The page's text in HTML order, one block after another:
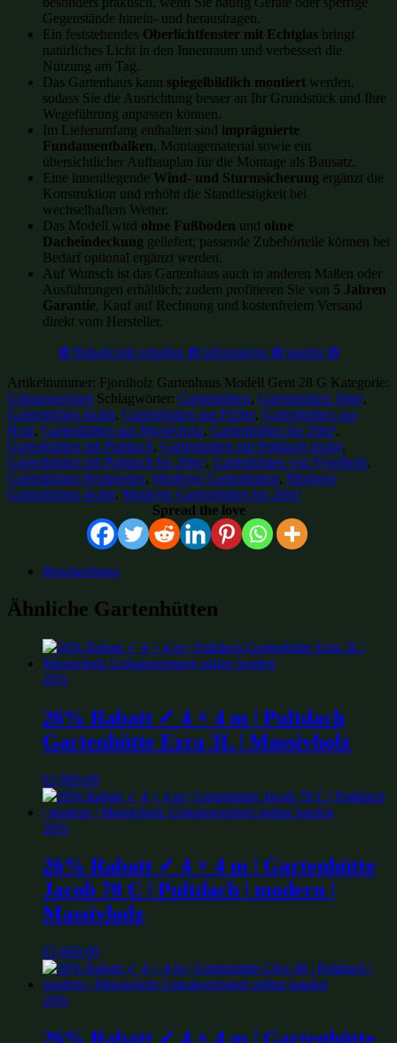
Gegenstände hinein- und heraustragen.
Ein feststehendes Oberlichtfenster mit Echtglas bringt
natürliches Licht in den Innenraum und verbessert die
Nutzung am Tag.
Das Gartenhaus kann spiegelbildlich montiert werden,
sodass Sie die Ausrichtung besser an Ihr Grundstück und Ihre
Wegeführung anpassen können.
Im Lieferumfang enthalten sind imprägnierte
Fundamentbalken, Montagematerial sowie ein
übersichtlicher Aufbauplan für die Montage als Bausatz.
Eine innenliegende Wind- und Sturmsicherung ergänzt die
Konstruktion und erhöht die Standfestigkeit bei
wechselhaftem Wetter.
Das Modell wird ohne Fußboden und ohne
Dacheindeckung geliefert; passende Zubehörteile können bei
Bedarf optional ergänzt werden.
Auf Wunsch ist das Gartenhaus auch in anderen Maßen oder
Ausführungen erhältlich; zudem profitieren Sie von 5 Jahren
Garantie, Kauf auf Rechnung und kostenfreiem Versand
direkt vom Hersteller.
✿ Rabattcode erhalten ✿ informieren ✿ kaufen ✿
Artikelnummer: Fjordholz Gartenhaus Modell Gent 28 G Kategorie:
Unkategorisiert Schlagwörter: Gartenhütten, Gartenhütten 16m²,
Gartenhütten 4x4m, Gartenhütten aus Fichte, Gartenhütten aus
Holz, Gartenhütten aus Massivholz, Gartenhütten bis 20m²,
Gartenhütten mit Pultdach, Gartenhütten mit Pultdach 4x4m,
Gartenhütten mit Pultdach bis 20m², Gartenhütten von Fjordholz,
Gartenhütten-Restposten, Moderne Gartenhütten, Moderne
Gartenhütten 4x4m, Moderne Gartenhütten bis 20m²
Spread the love
Beschreibung
Ähnliche Gartenhütten
26%
26% Rabatt ✓ 4 × 4 m | Pultdach
Gartenhütte Ezra 3L | Massivholz
€2,889.00
26%
26% Rabatt ✓ 4 × 4 m | Gartenhütte
Jacob 70 C | Pultdach | modern |
Massivholz
€5,669.00
26%